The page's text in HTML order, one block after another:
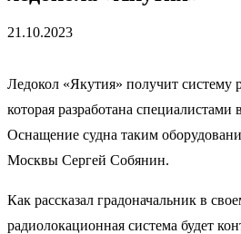
21.10.2023
Ледокол «Якутия» получит систему
которая разработана специалистами
Оснащение судна таким
Москвы Сергей Собянин.
Как рассказал градоначальник в
радиолокационная система будет